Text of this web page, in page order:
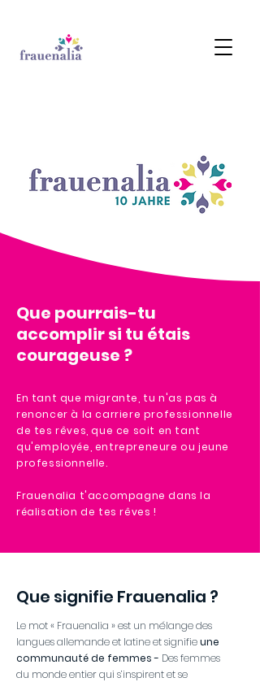
Que pourrais-tu
accomplir si tu étais
courageuse ?
En tant que migrante, tu n'as pas à
renoncer à la carriere professionnelle
de tes rêves, que ce soit en tant
qu'employée, entrepreneure ou jeune
professionnelle.
Frauenalia t'accompagne dans la
réalisation de tes rêves !
Que signifie Frauenalia ?
Le mot « Frauenalia » est un mélange des
langues allemande et latine et signifieune
communauté de femmes - Des femmes
du monde entier qui s’inspirent et se